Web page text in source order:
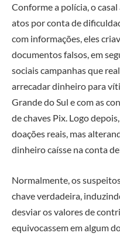
Conforme a polícia, o
atos por conta de
com informações, eles
documentos falsos, em
sociais campanhas que
arrecadar dinheiro para
Grande do Sul e com as
de chaves Pix. Logo
doações reais, mas
dinheiro caísse na conta
Normalmente, os
chave verdadeira,
desviar os valores de
equivocassem em algum